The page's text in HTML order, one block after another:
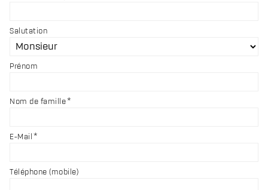
Salutation
Prénom
Nom de famille
E-Mail
Téléphone (mobile)